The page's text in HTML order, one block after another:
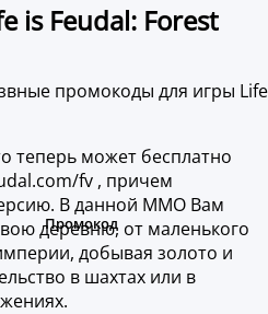
is Feudal: Forest
промокоды для игры Life
теперь может бесплатно
fv , причем
В данной MMO Вам
деревню, от маленького
добывая золото и
в шахтах или в